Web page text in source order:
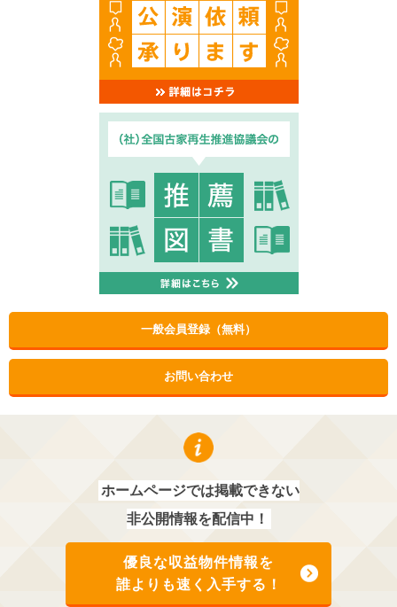
一般会員登録（無料）
お問い合わせ
ホームページでは掲載できない
非公開情報を配信中！
優良な収益物件情報を
誰よりも速く入手する！